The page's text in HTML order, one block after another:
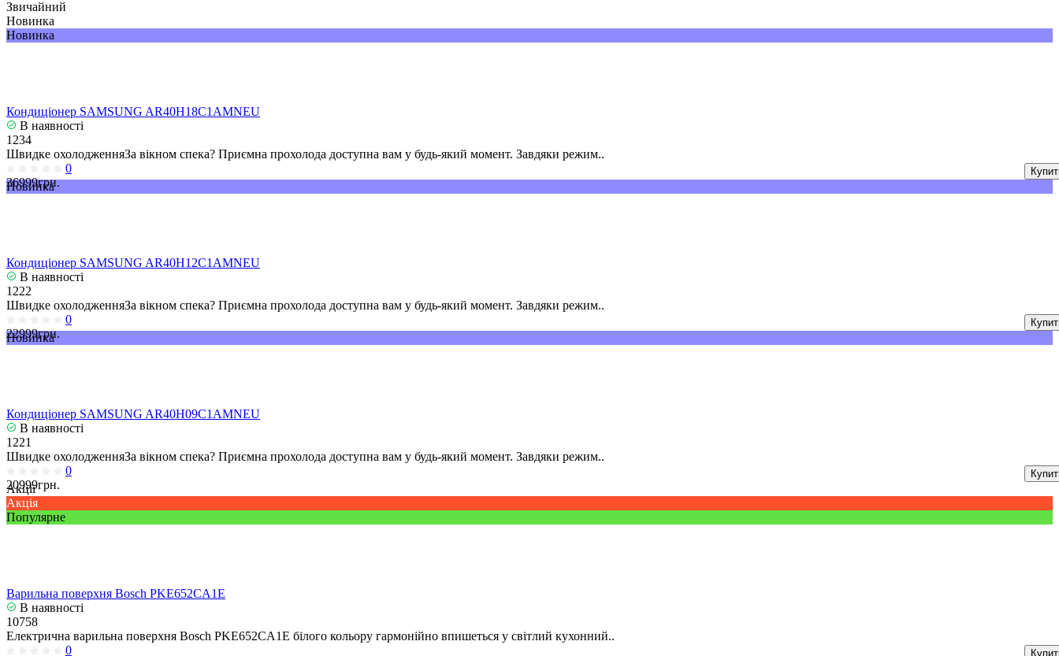
Звичайний
Новинка
Новинка
Кондиціонер SAMSUNG AR40H18C1AMNEU
В наявності
1234
Швидке охолодженняЗа вікном спека? Приємна прохолода доступна вам у будь-який момент. Завдяки режим..
0
36999грн.
Новинка
Кондиціонер SAMSUNG AR40H12C1AMNEU
В наявності
1222
Швидке охолодженняЗа вікном спека? Приємна прохолода доступна вам у будь-який момент. Завдяки режим..
0
22999грн.
Новинка
Кондиціонер SAMSUNG AR40H09C1AMNEU
В наявності
1221
Швидке охолодженняЗа вікном спека? Приємна прохолода доступна вам у будь-який момент. Завдяки режим..
0
20999грн.
Акції
Акція
Популярне
Варильна поверхня Bosch PKE652CA1E
В наявності
10758
Електрична варильна поверхня Bosch PKE652CA1E білого кольору гармонійно впишеться у світлий кухонний..
0